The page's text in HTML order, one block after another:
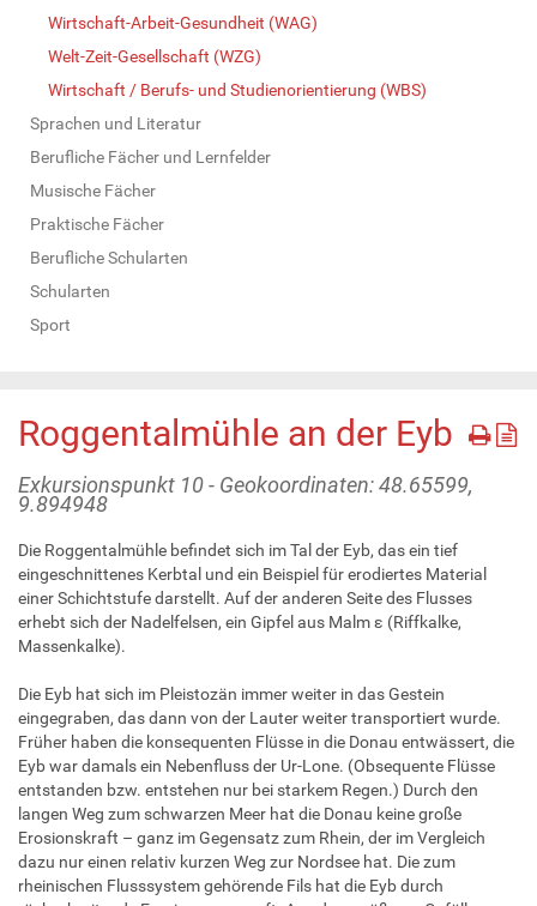
Wirtschaft-Arbeit-Gesundheit (WAG)
Welt-Zeit-Gesellschaft (WZG)
Wirtschaft / Berufs- und Studienorientierung (WBS)
Sprachen und Literatur
Berufliche Fächer und Lernfelder
Musische Fächer
Praktische Fächer
Berufliche Schularten
Schularten
Sport
Roggentalmühle an der Eyb
Exkursionspunkt 10 - Geokoordinaten: 48.65599,
9.894948
Die Roggentalmühle befindet sich im Tal der Eyb, das ein tief
eingeschnittenes Kerbtal und ein Beispiel für erodiertes Material
einer Schichtstufe darstellt. Auf der anderen Seite des Flusses
erhebt sich der Nadelfelsen, ein Gipfel aus Malm ε (Riffkalke,
Massenkalke).
Die Eyb hat sich im Pleistozän immer weiter in das Gestein
eingegraben, das dann von der Lauter weiter transportiert wurde.
Früher haben die konsequenten Flüsse in die Donau entwässert, die
Eyb war damals ein Nebenfluss der Ur-Lone. (Obsequente Flüsse
entstanden bzw. entstehen nur bei starkem Regen.) Durch den
langen Weg zum schwarzen Meer hat die Donau keine große
Erosionskraft – ganz im Gegensatz zum Rhein, der im Vergleich
dazu nur einen relativ kurzen Weg zur Nordsee hat. Die zum
rheinischen Flusssystem gehörende Fils hat die Eyb durch